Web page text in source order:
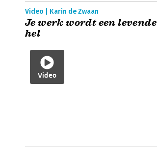
Video | Karin de Zwaan
Je werk wordt een levende
hel
Video